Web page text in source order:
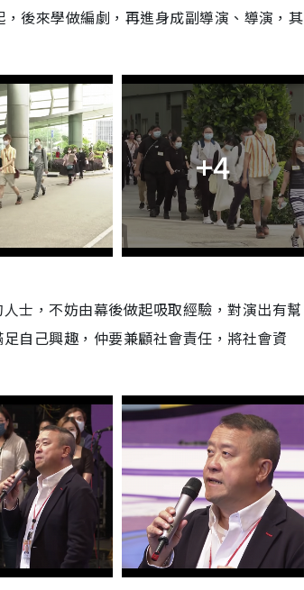
後來學做編劇，再進身成副導演、導演，其
+4
士，不妨由幕後做起吸取經驗，對演出有幫
自己興趣，仲要兼顧社會責任，將社會資